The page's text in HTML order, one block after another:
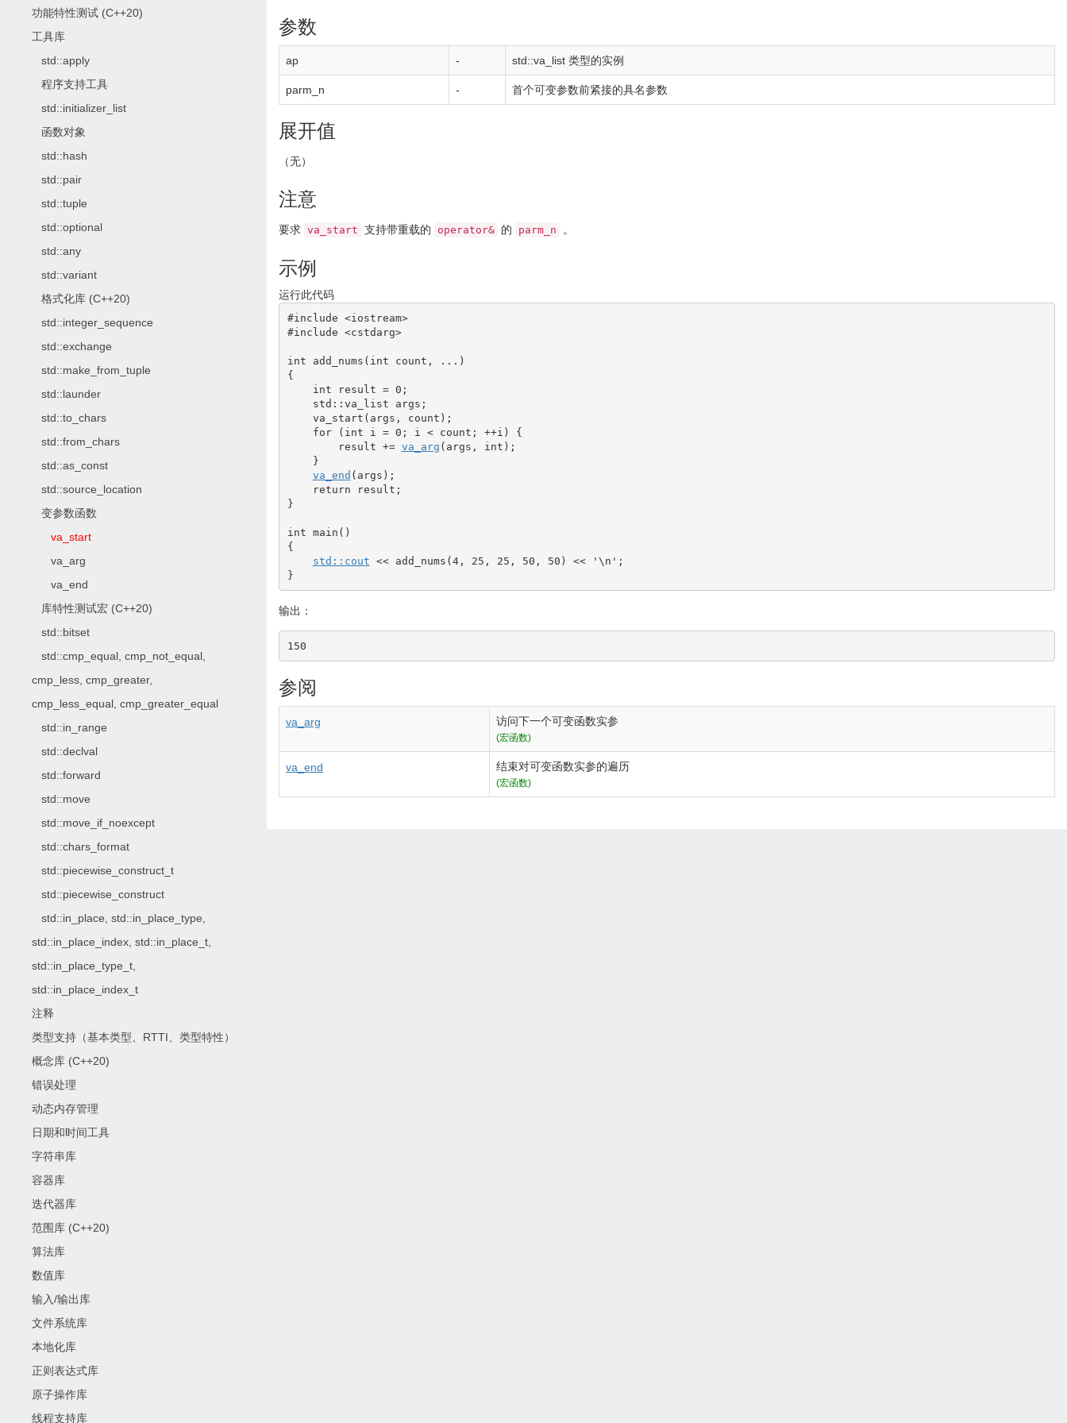
功能特性测试 (C++20)
工具库
std::apply
程序支持工具
std::initializer_list
函数对象
std::hash
std::pair
std::tuple
std::optional
std::any
std::variant
格式化库 (C++20)
std::integer_sequence
std::exchange
std::make_from_tuple
std::launder
std::to_chars
std::from_chars
std::as_const
std::source_location
变参数函数
va_start
va_arg
va_end
库特性测试宏 (C++20)
std::bitset
std::cmp_equal, cmp_not_equal,
cmp_less, cmp_greater,
cmp_less_equal, cmp_greater_equal
std::in_range
std::declval
std::forward
std::move
std::move_if_noexcept
std::chars_format
std::piecewise_construct_t
std::piecewise_construct
std::in_place, std::in_place_type,
std::in_place_index, std::in_place_t,
std::in_place_type_t,
std::in_place_index_t
注释
类型支持（基本类型、RTTI、类型特性）
概念库 (C++20)
错误处理
动态内存管理
日期和时间工具
字符串库
容器库
迭代器库
范围库 (C++20)
算法库
数值库
输入/输出库
文件系统库
本地化库
正则表达式库
原子操作库
线程支持库
参数
ap - std::va_list 类型的实例
parm_n - 首个可变参数前紧接的具名参数
展开值
（无）
注意
要求 va_start 支持带重载的 operator& 的 parm_n 。
示例
运行此代码
#include <iostream>
#include <cstdarg>
int add_nums ( int count, ... )
{
int result = 0 ;
    std
:: va_list args ;
    va_start
( args, count ) ;
for
( int i = 0 ; i < count ; ++i )
{
        result
+= va_arg ( args, int ) ;
}
va_end ( args ) ;
return result ;
}
int main ( )
{
std:: cout << add_nums (4, 25 , 25 , 50 , 50 ) << ' \n ' ;
}
输出：
150
参阅
va_arg 访问下一个可变函数实参
(宏函数)
va_end 结束对可变函数实参的遍历
(宏函数)